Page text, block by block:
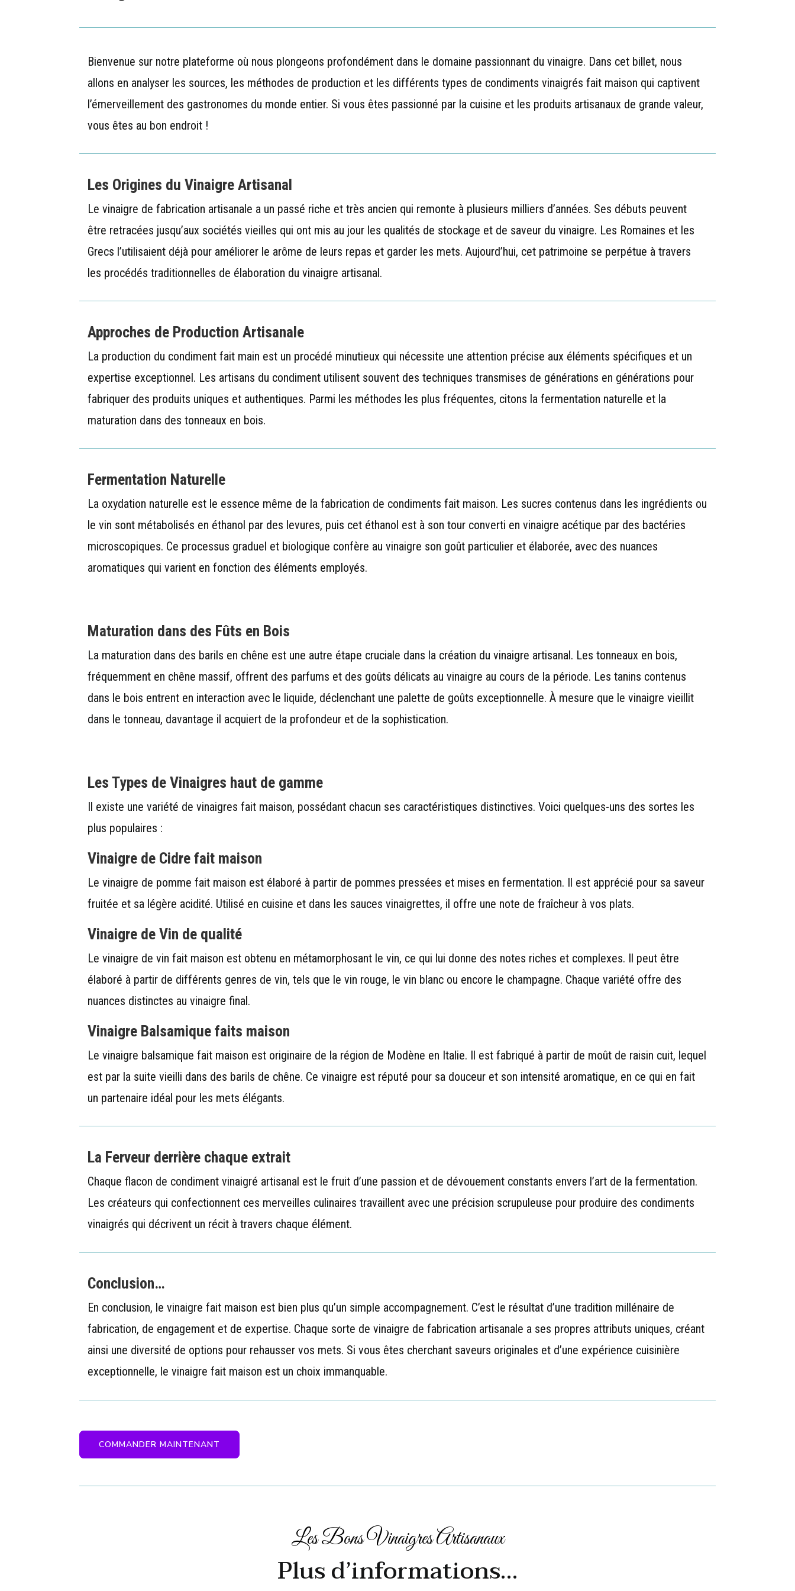
Bienvenue sur notre plateforme où nous plongeons profondément dans le domaine passionnant du vinaigre. Dans cet billet, nous
allons en analyser les sources, les méthodes de production et les différents types de condiments vinaigrés fait maison qui captivent
l’émerveillement des gastronomes du monde entier. Si vous êtes passionné par la cuisine et les produits artisanaux de grande valeur,
vous êtes au bon endroit !
Les Origines du Vinaigre Artisanal
Le vinaigre de fabrication artisanale a un passé riche et très ancien qui remonte à plusieurs milliers d’années. Ses débuts peuvent
être retracées jusqu’aux sociétés vieilles qui ont mis au jour les qualités de stockage et de saveur du vinaigre. Les Romaines et les
Grecs l’utilisaient déjà pour améliorer le arôme de leurs repas et garder les mets. Aujourd’hui, cet patrimoine se perpétue à travers
les procédés traditionnelles de élaboration du vinaigre artisanal.
Approches de Production Artisanale
La production du condiment fait main est un procédé minutieux qui nécessite une attention précise aux éléments spécifiques et un
expertise exceptionnel. Les artisans du condiment utilisent souvent des techniques transmises de générations en générations pour
fabriquer des produits uniques et authentiques. Parmi les méthodes les plus fréquentes, citons la fermentation naturelle et la
maturation dans des tonneaux en bois.
Fermentation Naturelle
La oxydation naturelle est le essence même de la fabrication de condiments fait maison. Les sucres contenus dans les ingrédients ou
le vin sont métabolisés en éthanol par des levures, puis cet éthanol est à son tour converti en vinaigre acétique par des bactéries
microscopiques. Ce processus graduel et biologique confère au vinaigre son goût particulier et élaborée, avec des nuances
aromatiques qui varient en fonction des éléments employés.
Maturation dans des Fûts en Bois
La maturation dans des barils en chêne est une autre étape cruciale dans la création du vinaigre artisanal. Les tonneaux en bois,
fréquemment en chêne massif, offrent des parfums et des goûts délicats au vinaigre au cours de la période. Les tanins contenus
dans le bois entrent en interaction avec le liquide, déclenchant une palette de goûts exceptionnelle. À mesure que le vinaigre vieillit
dans le tonneau, davantage il acquiert de la profondeur et de la sophistication.
Les Types de Vinaigres haut de gamme
Il existe une variété de vinaigres fait maison, possédant chacun ses caractéristiques distinctives. Voici quelques-uns des sortes les
plus populaires :
Vinaigre de Cidrefait maison
Le vinaigre de pomme fait maison est élaboré à partir de pommes pressées et mises en fermentation. Il est apprécié pour sa saveur
fruitée et sa légère acidité. Utilisé en cuisine et dans les sauces vinaigrettes, il offre une note de fraîcheur à vos plats.
Vinaigre de Vin de qualité
Le vinaigre de vin fait maison est obtenu en métamorphosant le vin, ce qui lui donne des notes riches et complexes. Il peut être
élaboré à partir de différents genres de vin, tels que le vin rouge, le vin blanc ou encore le champagne. Chaque variété offre des
nuances distinctes au vinaigre final.
Vinaigre Balsamiquefaits maison
Le vinaigre balsamique fait maison est originaire de la région de Modène en Italie. Il est fabriqué à partir de moût de raisin cuit, lequel
est par la suite vieilli dans des barils de chêne. Ce vinaigre est réputé pour sa douceur et son intensité aromatique, en ce qui en fait
un partenaire idéal pour les mets élégants.
La Ferveur derrière chaque extrait
Chaque flacon de condiment vinaigré artisanal est le fruit d’une passion et de dévouement constants envers l’art de la fermentation.
Les créateurs qui confectionnent ces merveilles culinaires travaillent avec une précision scrupuleuse pour produire des condiments
vinaigrés qui décrivent un récit à travers chaque élément.
Conclusion…
En conclusion, le vinaigre fait maison est bien plus qu’un simple accompagnement. C’est le résultat d’une tradition millénaire de
fabrication, de engagement et de expertise. Chaque sorte de vinaigre de fabrication artisanale a ses propres attributs uniques, créant
ainsi une diversité de options pour rehausser vos mets. Si vous êtes cherchant saveurs originales et d’une expérience cuisinière
exceptionnelle, le vinaigre fait maison est un choix immanquable.
COMMANDER MAINTENANT
Les Bons Vinaigres Artisanaux
Plus d’informations…